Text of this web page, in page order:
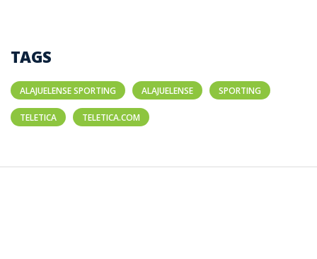
TAGS
ALAJUELENSE SPORTING ALAJUELENSE SPORTING
TELETICA TELETICA.COM